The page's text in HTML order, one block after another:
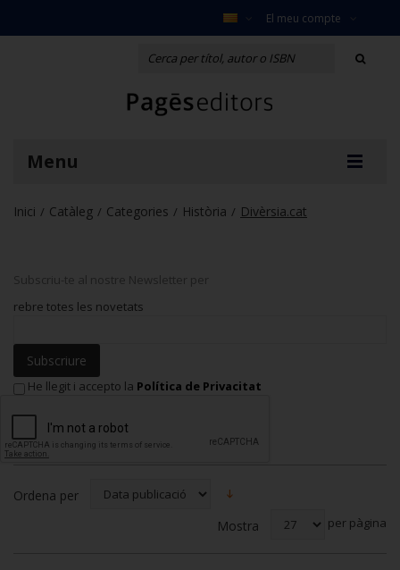
El meu compte
Menu
Inici / Catàleg / Categories / Història / Divèrsia.cat
Subscriu-te al nostre Newsletter per
rebre totes les novetats
Subscriure
He llegit i accepto la Política de Privacitat
Ordena per
Mostra
per pàgina